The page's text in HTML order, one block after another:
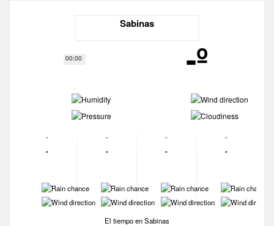
00:00
Sabinas
-º
-
-
-
-
-
-
-
-
-
-
-
-
-
-
-
-
-
-
-
-
El tiempo en Sabinas